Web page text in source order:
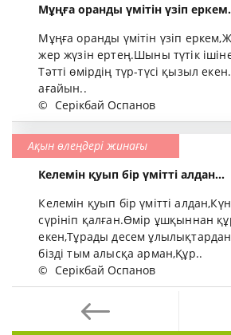
Мұңға оранды үмітін үзіп
Мұңға оранды үмітін үзіп
жер жүзін ертең.Шыны түтік
Тәтті өмірдің түр-түсі қызыл
ағайын..
© Серікбай Оспанов
Ақын өлеңдері жинағы
Келемін қуып бір үмітті алдан...
Келемін қуып бір үмітті
сүрініп қалған.Өмір ұшқыннан
екен,Тұрады десем
бізді тым алысқа арман,Құр..
© Серікбай Оспанов